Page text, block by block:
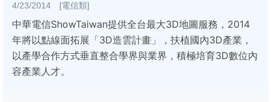
4/23/2014 [電信類]
中華電信ShowTaiwan提供全台最大3D地圖服務，2014
年將以點線面拓展「3D造雲計畫」，扶植國內3D產業，
以產學合作方式垂直整合學界與業界，積極培育3D數位內
容產業人才。